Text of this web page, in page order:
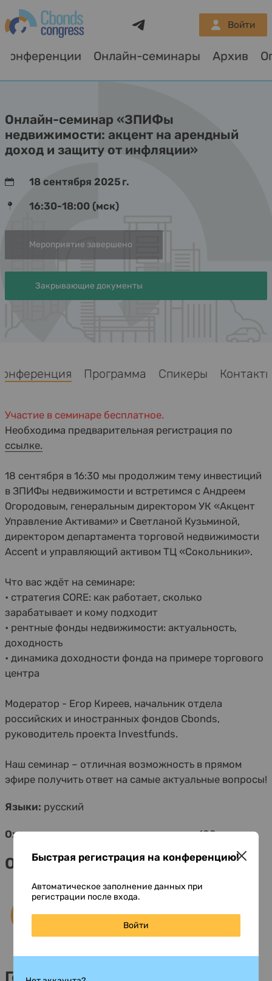
Конференции Онлайн-семинары Архив
Войти
Онлайн-семинар «ЗПИФы
недвижимости: акцент на арендный
доход и защиту от инфляции»
18 сентября 2025 г.
16:30-18:00 (мск)
Мероприятие завершено
Закрывающие документы
Программа Спикеры
Участие в семинаре бесплатное.
Необходима предварительная регистрация по
ссылке.
18 сентября в 16:30 мы продолжим тему инвестиций
в ЗПИФы недвижимости и встретимся с Андреем
Огородовым, генеральным директором УК «Акцент
Управление Активами» и Светланой Кузьминой,
директором департамента торговой недвижимости
Accent и управляющий активом ТЦ «Сокольники».
Что вас ждёт на семинаре:
• стратегия CORE: как работает, сколько
зарабатывает и кому подходит
• рентные фонды недвижимости: актуальность,
доходность
• динамика доходности фонда на примере торгового
центра
Модератор - Егор Киреев, начальник отдела
российских и иностранных фондов Cbonds,
руководитель проекта Investfunds.
Наш семинар – отличная возможность в прямом
эфире получить ответ на самые актуальные вопросы!
Языки: русский
Ожидаемое количество участников:100
Организаторы
Генеральные информационные
Быстрая регистрация на конференцию!
Автоматическое заполнение данных при
регистрации после входа.
Войти